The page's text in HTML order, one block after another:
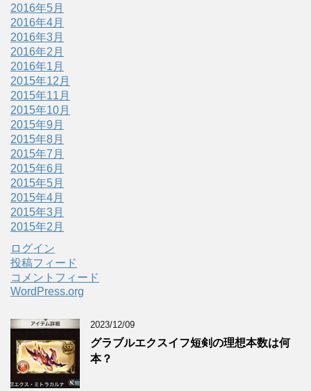
2016年5月
2016年4月
2016年3月
2016年2月
2016年1月
2015年12月
2015年11月
2015年10月
2015年9月
2015年8月
2015年7月
2015年6月
2015年5月
2015年4月
2015年3月
2015年2月
ログイン
投稿フィード
コメントフィード
WordPress.org
2023/12/09
グラブルエクスイフ短剣の理想本数は何
本？